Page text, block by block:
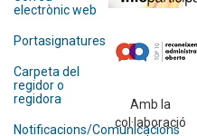
electrònic web
Portasignatures
Carpeta del
regidor o
regidora
Notificacions/Comunicacions
Amb la
col·laboració